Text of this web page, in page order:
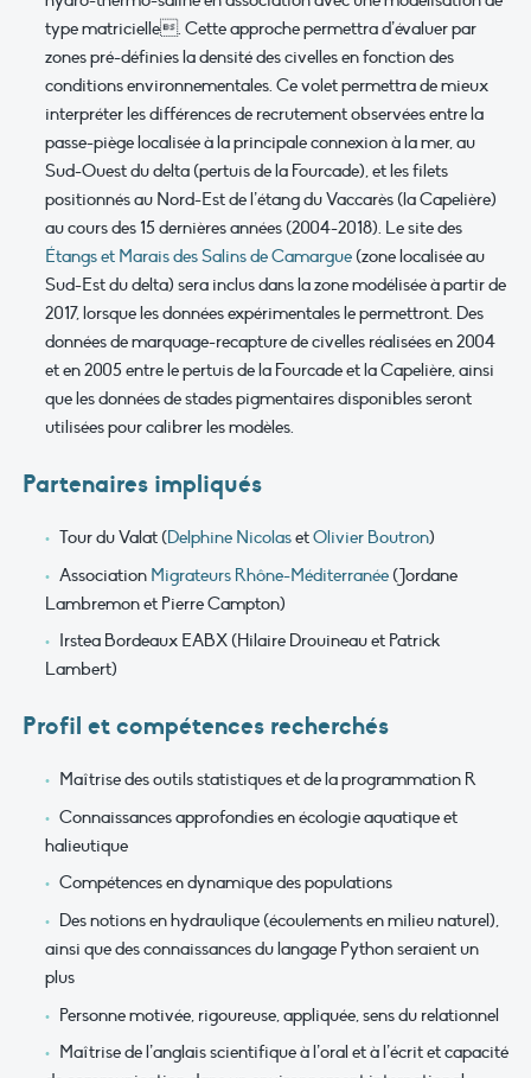
type matricielle. Cette approche permettra d’évaluer par
zones pré-définies la densité des civelles en fonction des
conditions environnementales. Ce volet permettra de mieux
interpréter les différences de recrutement observées entre la
passe-piège localisée à la principale connexion à la mer, au
Sud-Ouest du delta (pertuis de la Fourcade), et les filets
positionnés au Nord-Est de l’étang du Vaccarès (la Capelière)
au cours des 15 dernières années (2004-2018). Le site des
Étangs et Marais des Salins de Camargue(zone localisée au
Sud-Est du delta) sera inclus dans la zone modélisée à partir de
2017, lorsque les données expérimentales le permettront. Des
données de marquage-recapture de civelles réalisées en 2004
et en 2005 entre le pertuis de la Fourcade et la Capelière, ainsi
que les données de stades pigmentaires disponibles seront
utilisées pour calibrer les modèles.
Partenaires impliqués
Tour du Valat (Delphine NicolasetOlivier Boutron)
Association Migrateurs Rhône-Méditerranée(Jordane
Lambremon et Pierre Campton)
Irstea Bordeaux EABX (Hilaire Drouineau et Patrick
Lambert)
Profil et compétences recherchés
Maîtrise des outils statistiques et de la programmation R
Connaissances approfondies en écologie aquatique et
halieutique
Compétences en dynamique des populations
Des notions en hydraulique (écoulements en milieu naturel),
ainsi que des connaissances du langage Python seraient un
plus
Personne motivée, rigoureuse, appliquée, sens du relationnel
Maîtrise de l’anglais scientifique à l’oral et à l’écrit et capacité